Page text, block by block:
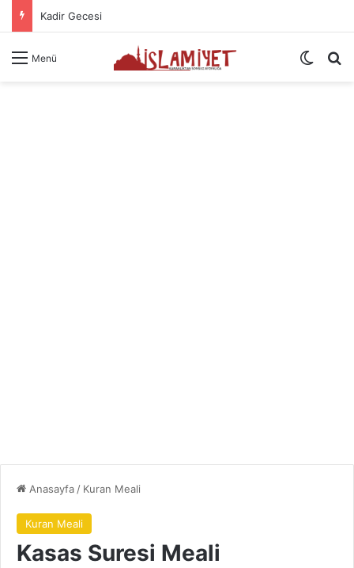
Kadir Gecesi
Menü Dış
Anasayfa/ Kuran Meali
Kuran Meali
Kasas Suresi Meali